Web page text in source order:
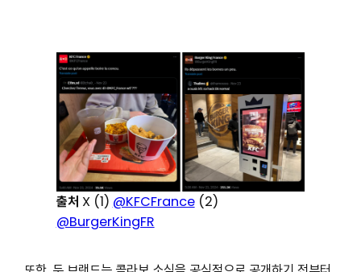
출처 X (1) @KFCFrance(2)
@BurgerKingFR